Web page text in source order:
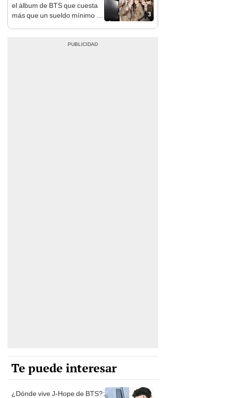
3
el álbum de BTS que cuesta
más que un sueldo mínimo en
Te puede interesar
¿Dónde vive J-Hope de BTS?: